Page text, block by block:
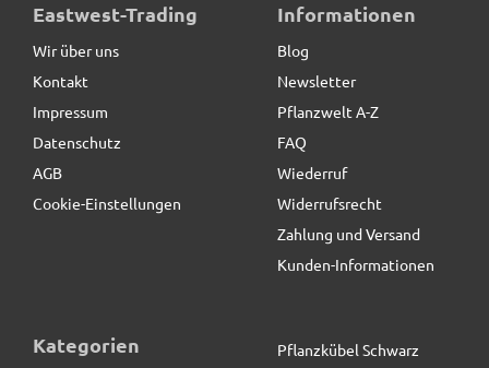
Untersetzer BASSIN, TÜV-geprüft - anthrazit
39,90 € *
Eastwest-Trading
Wir über uns
Kontakt
Impressum
Datenschutz
AGB
Cookie-Einstellungen
Informationen
Blog
Newsletter
Pflanzwelt A-Z
FAQ
Wiederruf
Widerrufsrecht
Zahlung und Versand
Kunden-Informationen
Kategorien
Pflanzkübel Schwarz